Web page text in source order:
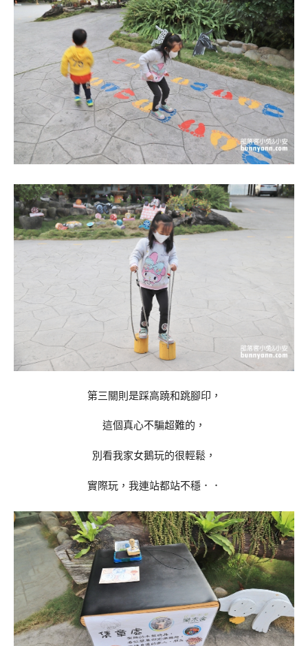
第三關則是踩高蹺和跳腳印，
這個真心不騙超難的，
別看我家女鵝玩的很輕鬆，
實際玩，我連站都站不穩．．